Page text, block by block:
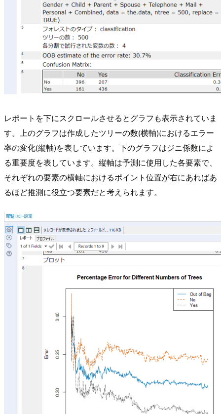
レポートを下にスクロールさせるとグラフも表示されていま
す。上のグラフは作成したツリーの数(横軸)におけるエラー
率の変化(縦軸)を表しています。下のグラフはジニ係数によ
る重要度を表しています。縦軸は予測に使用した各要素で、
それぞれの要素の横軸におけるポイント位置が右にあればあ
るほど推測に役立つ要素だと考えられます。